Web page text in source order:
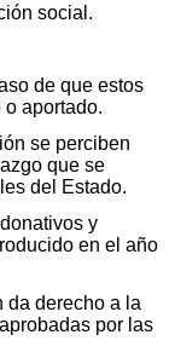
social.
de que estos
aportado.
se perciben
que se
del Estado.
y
en el año
da derecho a la
por las